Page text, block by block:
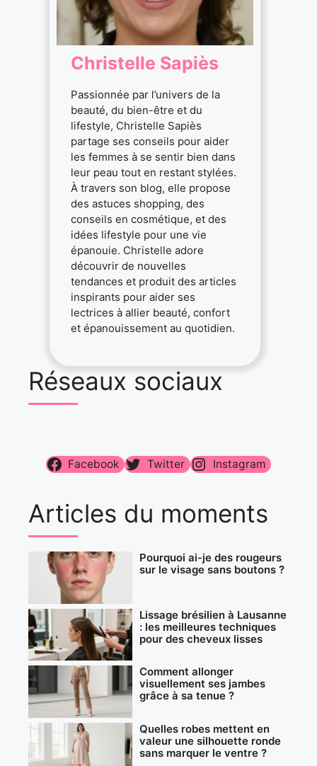
Christelle Sapiès
Passionnée par l’univers de la
beauté, du bien-être et du
lifestyle, Christelle Sapiès
partage ses conseils pour aider
les femmes à se sentir bien dans
leur peau tout en restant stylées.
À travers son blog, elle propose
des astuces shopping, des
conseils en cosmétique, et des
idées lifestyle pour une vie
épanouie. Christelle adore
découvrir de nouvelles
tendances et produit des articles
inspirants pour aider ses
lectrices à allier beauté, confort
et épanouissement au quotidien.
Réseaux sociaux
Facebook Twitter Instagram
Articles du moments
Pourquoi ai-je des rougeurs
sur le visage sans boutons ?
Lissage brésilien à Lausanne
: les meilleures techniques
pour des cheveux lisses
Comment allonger
visuellement ses jambes
grâce à sa tenue ?
Quelles robes mettent en
valeur une silhouette ronde
sans marquer le ventre ?